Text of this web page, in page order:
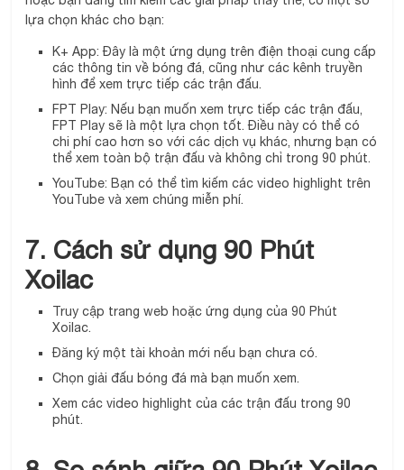
lựa chọn khác cho bạn:
K+ App: Đây là một ứng dụng trên điện thoại cung cấp
các thông tin về bóng đá, cũng như các kênh truyền
hình để xem trực tiếp các trận đấu.
FPT Play: Nếu bạn muốn xem trực tiếp các trận đấu,
FPT Play sẽ là một lựa chọn tốt. Điều này có thể có
chi phí cao hơn so với các dịch vụ khác, nhưng bạn có
thể xem toàn bộ trận đấu và không chỉ trong 90 phút.
YouTube: Bạn có thể tìm kiếm các video highlight trên
YouTube và xem chúng miễn phí.
7. Cách sử dụng 90 Phút
Xoilac
Truy cập trang web hoặc ứng dụng của 90 Phút
Xoilac.
Đăng ký một tài khoản mới nếu bạn chưa có.
Chọn giải đấu bóng đá mà bạn muốn xem.
Xem các video highlight của các trận đấu trong 90
phút.